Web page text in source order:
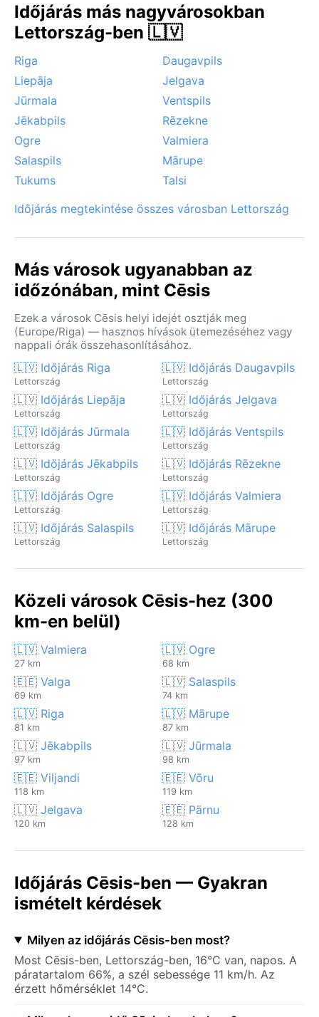
Időjárás más nagyvárosokban
Lettország-ben 🇱🇻
Riga
Daugavpils
Liepāja
Jelgava
Jūrmala
Ventspils
Jēkabpils
Rēzekne
Ogre
Valmiera
Salaspils
Mārupe
Tukums
Talsi
Időjárás megtekintése összes városban Lettország
Más városok ugyanabban az
időzónában, mint Cēsis
Ezek a városok Cēsis helyi idejét osztják meg
(Europe/Riga) — hasznos hívások ütemezéséhez vagy
nappali órák összehasonlításához.
🇱🇻 Időjárás Riga
Lettország
🇱🇻 Időjárás Daugavpils
Lettország
🇱🇻 Időjárás Liepāja
Lettország
🇱🇻 Időjárás Jelgava
Lettország
🇱🇻 Időjárás Jūrmala
Lettország
🇱🇻 Időjárás Ventspils
Lettország
🇱🇻 Időjárás Jēkabpils
Lettország
🇱🇻 Időjárás Rēzekne
Lettország
🇱🇻 Időjárás Ogre
Lettország
🇱🇻 Időjárás Valmiera
Lettország
🇱🇻 Időjárás Salaspils
Lettország
🇱🇻 Időjárás Mārupe
Lettország
Közeli városok Cēsis-hez (300
km-en belül)
🇱🇻 Valmiera
27 km
🇱🇻 Ogre
68 km
🇪🇪 Valga
69 km
🇱🇻 Salaspils
74 km
🇱🇻 Riga
81 km
🇱🇻 Mārupe
87 km
🇱🇻 Jēkabpils
97 km
🇱🇻 Jūrmala
98 km
🇪🇪 Viljandi
118 km
🇪🇪 Võru
119 km
🇱🇻 Jelgava
120 km
🇪🇪 Pärnu
128 km
Időjárás Cēsis-ben — Gyakran
ismételt kérdések
Milyen az időjárás Cēsis-ben most?
Most Cēsis-ben, Lettország-ben, 16°C van, napos. A
páratartalom 66%, a szél sebessége 11 km/h. Az
érzett hőmérséklet 14°C.